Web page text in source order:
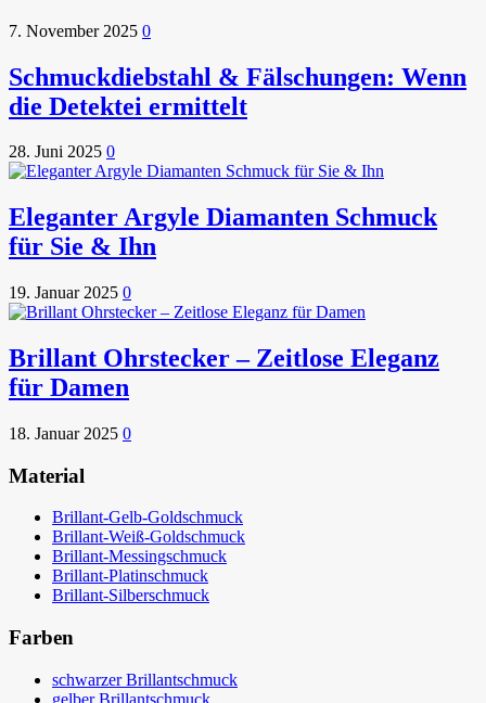
7. November 2025 0
Schmuckdiebstahl & Fälschungen: Wenn
die Detektei ermittelt
28. Juni 2025 0
Eleganter Argyle Diamanten Schmuck
für Sie & Ihn
19. Januar 2025 0
Brillant Ohrstecker – Zeitlose Eleganz
für Damen
18. Januar 2025 0
Material
Brillant-Gelb-Goldschmuck
Brillant-Weiß-Goldschmuck
Brillant-Messingschmuck
Brillant-Platinschmuck
Brillant-Silberschmuck
Farben
schwarzer Brillantschmuck
gelber Brillantschmuck